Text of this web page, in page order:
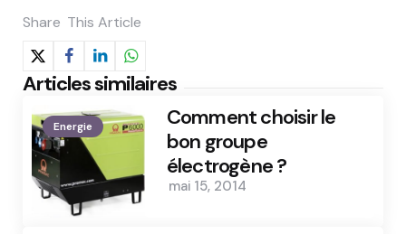
Share This Article
Articles similaires
Energie
Comment choisir le
bon groupe
électrogène ?
mai 15, 2014